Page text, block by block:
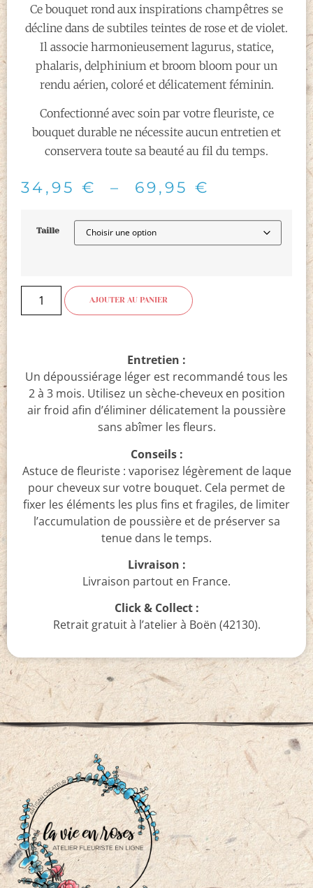
Ce bouquet rond aux inspirations champêtres se
décline dans de subtiles teintes de rose et de violet.
Il associe harmonieusement lagurus, statice,
phalaris, delphinium et broom bloom pour un
rendu aérien, coloré et délicatement féminin.
Confectionné avec soin par votre fleuriste, ce
bouquet durable ne nécessite aucun entretien et
conservera toute sa beauté au fil du temps.
34,95 € – 69,95 €
Taille
AJOUTER AU PANIER
Entretien :
Un dépoussiérage léger est recommandé tous les
2 à 3 mois. Utilisez un sèche-cheveux en position
air froid afin d’éliminer délicatement la poussière
sans abîmer les fleurs.
Conseils :
Astuce de fleuriste : vaporisez légèrement de laque
pour cheveux sur votre bouquet. Cela permet de
fixer les éléments les plus fins et fragiles, de limiter
l’accumulation de poussière et de préserver sa
tenue dans le temps.
Livraison :
Livraison partout en France.
Click & Collect :
Retrait gratuit à l’atelier à Boën (42130).